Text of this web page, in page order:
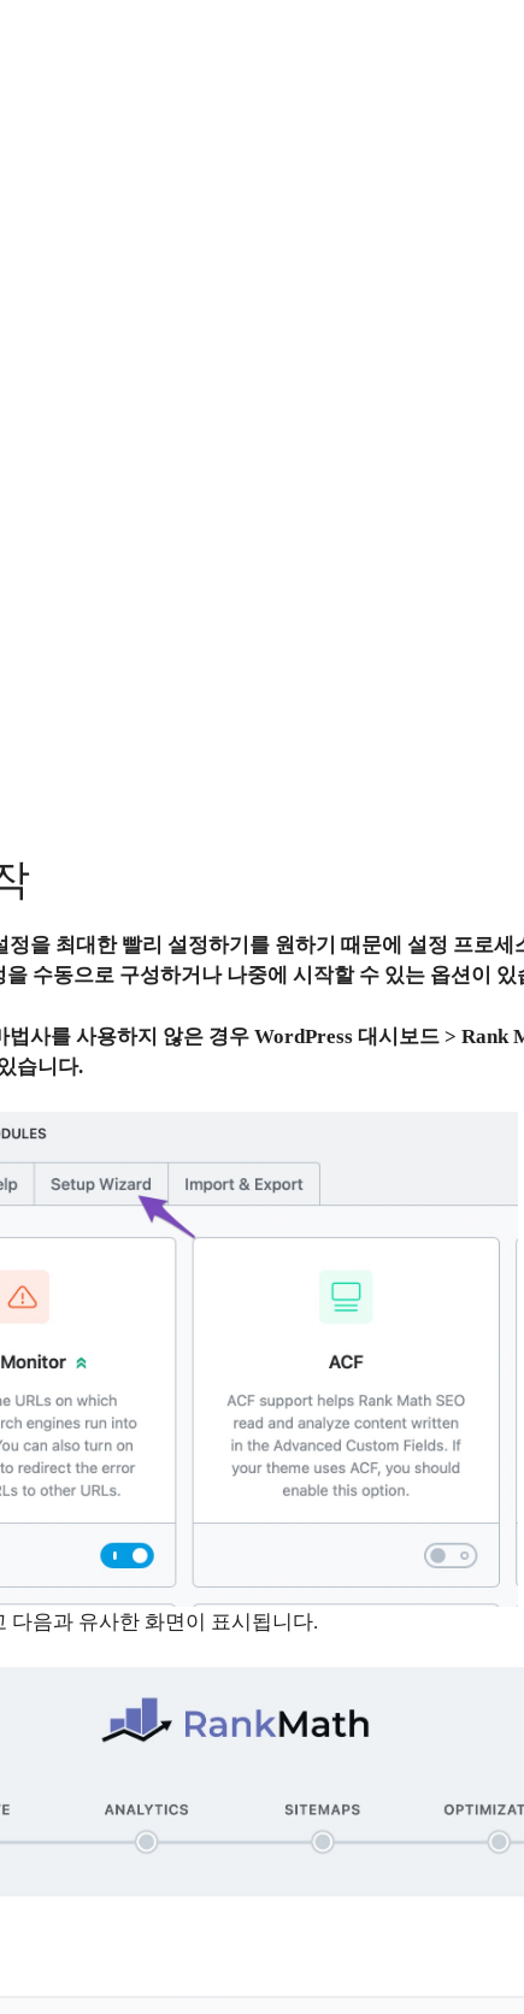
정을 최대한 빨리 설정하기를 원하기 때문에 설정 프로
수동으로 구성하거나 나중에 시작할 수 있는 옵션이 있
사를 사용하지 않은 경우 WordPress 대시보드 > Rank
습니다.
다음과 유사한 화면이 표시됩니다.